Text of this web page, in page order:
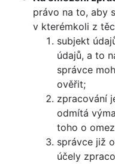
právo na to, aby
v kterémkoli z
subjekt
údajů, a to
správce
ověřit;
zpracování
odmítá
toho o
správce již
účely